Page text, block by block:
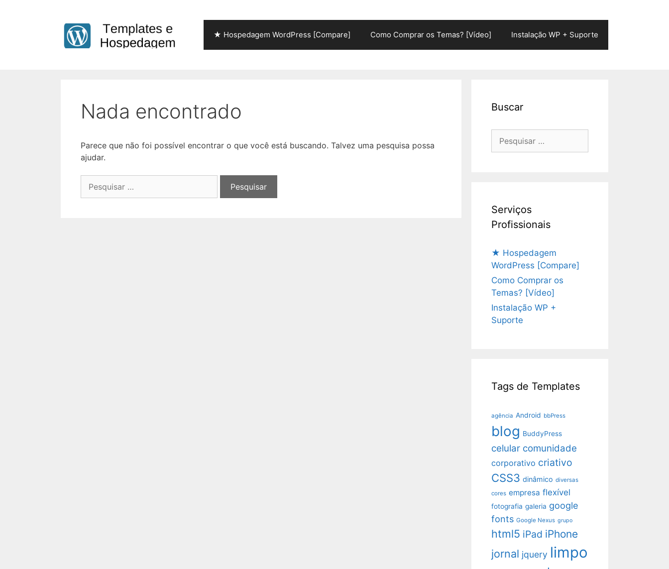
★ Hospedagem WordPress [Compare] Como Comprar os Temas? [Vídeo] Instalação WP + Suporte
Nada encontrado
Parece que não foi possível encontrar o que você está buscando. Talvez uma pesquisa possa
ajudar.
por:
Buscar
Serviços
Profissionais
★ Hospedagem
WordPress [Compare]
Como Comprar os
Temas? [Vídeo]
Instalação WP +
Suporte
Tags de Templates
agência Android bbPress
blog BuddyPress
celular comunidade
corporativo criativo
CSS3 dinâmico diversas
cores empresa flexível
fotografia galeria google
fonts Google Nexus grupo
html5 iPad iPhone
jornal jquery limpo